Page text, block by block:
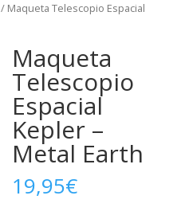
/ Maqueta Telescopio Espacial
Maqueta
Telescopio
Espacial
Kepler –
Metal Earth
19,95€